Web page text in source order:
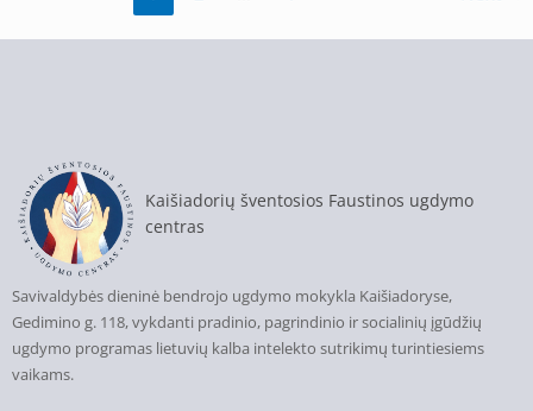
Kaišiadorių šventosios Faustinos ugdymo
centras
Savivaldybės dieninė bendrojo ugdymo mokykla Kaišiadoryse,
Gedimino g. 118, vykdanti pradinio, pagrindinio ir socialinių įgūdžių
ugdymo programas lietuvių kalba intelekto sutrikimų turintiesiems
vaikams.